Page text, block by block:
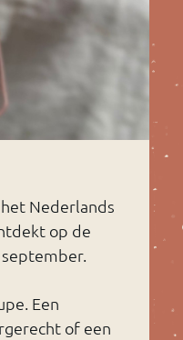
Nederlands
op de
Een
of een